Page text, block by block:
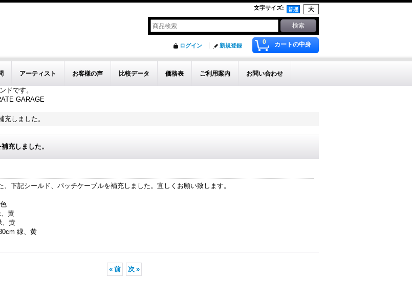
文字サイズ:
0 カートの中身
ログイン 新規登録
アーティスト お客様の声 比較データ 価格表 ご利用案内 お問い合わせ
ドです。
GARAGE
充しました。
充しました。
、下記シールド、パッチケーブルを補充しました。宜しくお願い致します。
黄
黄
S 30cm 緑、黄
« 前 次 »